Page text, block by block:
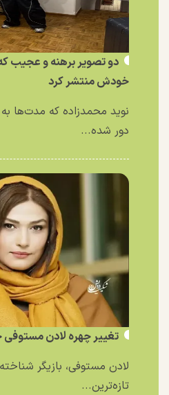
دو تصویر برهنه و عجیب
خودش منتشر کرد
نوید محمدزاده که مدت‌ها
دور شده...
تغییر چهره لادن مستوفی
لادن مستوفی، بازیگر
تازه‌ترین...